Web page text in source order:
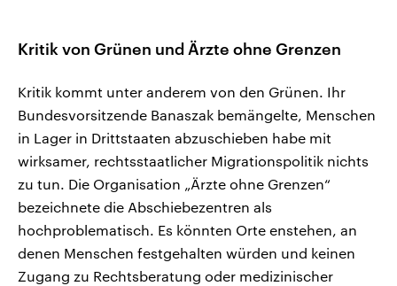
Kritik von Grünen und Ärzte ohne Grenzen
Kritik kommt unter anderem von den Grünen. Ihr
Bundesvorsitzende Banaszak bemängelte, Menschen
in Lager in Drittstaaten abzuschieben habe mit
wirksamer, rechtsstaatlicher Migrationspolitik nichts
zu tun. Die Organisation „Ärzte ohne Grenzen“
bezeichnete die Abschiebezentren als
hochproblematisch. Es könnten Orte enstehen, an
denen Menschen festgehalten würden und keinen
Zugang zu Rechtsberatung oder medizinischer